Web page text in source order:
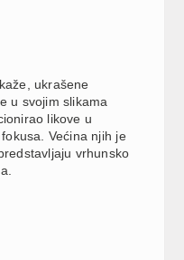
ukrašene
u svojim slikama
likove u
Većina njih je
vrhunsko